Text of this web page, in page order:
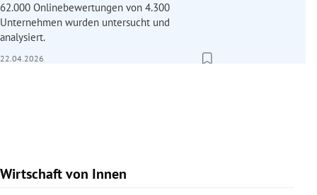
62.000 Onlinebewertungen von 4.300
Unternehmen wurden untersucht und
analysiert.
22.04.2026
Wirtschaft von Innen